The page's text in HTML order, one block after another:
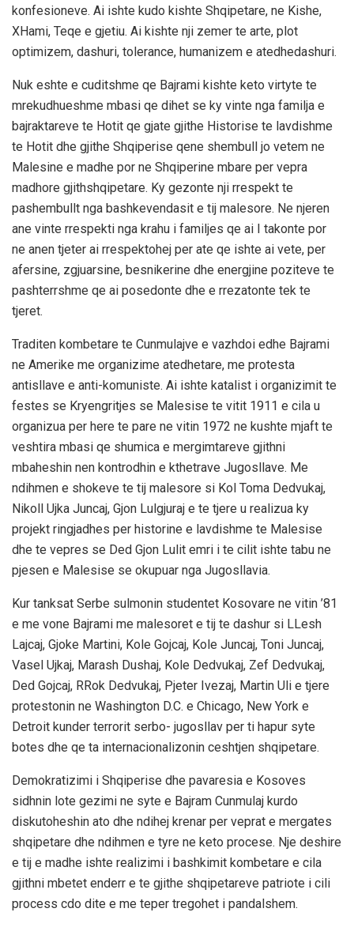
konfesioneve. Ai ishte kudo kishte Shqipetare, ne Kishe,
XHami, Teqe e gjetiu. Ai kishte nji zemer te arte, plot
optimizem, dashuri, tolerance, humanizem e atedhedashuri.
Nuk eshte e cuditshme qe Bajrami kishte keto virtyte te
mrekudhueshme mbasi qe dihet se ky vinte nga familja e
bajraktareve te Hotit qe gjate gjithe Historise te lavdishme
te Hotit dhe gjithe Shqiperise qene shembull jo vetem ne
Malesine e madhe por ne Shqiperine mbare per vepra
madhore gjithshqipetare. Ky gezonte nji rrespekt te
pashembullt nga bashkevendasit e tij malesore. Ne njeren
ane vinte rrespekti nga krahu i familjes qe ai I takonte por
ne anen tjeter ai rrespektohej per ate qe ishte ai vete, per
afersine, zgjuarsine, besnikerine dhe energjine poziteve te
pashterrshme qe ai posedonte dhe e rrezatonte tek te
tjeret.
Traditen kombetare te Cunmulajve e vazhdoi edhe Bajrami
ne Amerike me organizime atedhetare, me protesta
antisllave e anti-komuniste. Ai ishte katalist i organizimit te
festes se Kryengritjes se Malesise te vitit 1911 e cila u
organizua per here te pare ne vitin 1972 ne kushte mjaft te
veshtira mbasi qe shumica e mergimtareve gjithni
mbaheshin nen kontrodhin e kthetrave Jugosllave. Me
ndihmen e shokeve te tij malesore si Kol Toma Dedvukaj,
Nikoll Ujka Juncaj, Gjon Lulgjuraj e te tjere u realizua ky
projekt ringjadhes per historine e lavdishme te Malesise
dhe te vepres se Ded Gjon Lulit emri i te cilit ishte tabu ne
pjesen e Malesise se okupuar nga Jugosllavia.
Kur tanksat Serbe sulmonin studentet Kosovare ne vitin ’81
e me vone Bajrami me malesoret e tij te dashur si LLesh
Lajcaj, Gjoke Martini, Kole Gojcaj, Kole Juncaj, Toni Juncaj,
Vasel Ujkaj, Marash Dushaj, Kole Dedvukaj, Zef Dedvukaj,
Ded Gojcaj, RRok Dedvukaj, Pjeter Ivezaj, Martin Uli e tjere
protestonin ne Washington D.C. e Chicago, New York e
Detroit kunder terrorit serbo- jugosllav per ti hapur syte
botes dhe qe ta internacionalizonin ceshtjen shqipetare.
Demokratizimi i Shqiperise dhe pavaresia e Kosoves
sidhnin lote gezimi ne syte e Bajram Cunmulaj kurdo
diskutoheshin ato dhe ndihej krenar per veprat e mergates
shqipetare dhe ndihmen e tyre ne keto procese. Nje deshire
e tij e madhe ishte realizimi i bashkimit kombetare e cila
gjithni mbetet enderr e te gjithe shqipetareve patriote i cili
process cdo dite e me teper tregohet i pandalshem.